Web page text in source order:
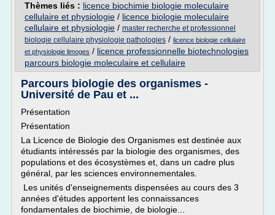
Thèmes liés : licence biochimie biologie moleculaire
cellulaire et physiologie / licence biologie moleculaire
cellulaire et physiologie / master recherche et professionnel
biologie cellulaire physiologie pathologies / licence biologie cellulaire
et physiologie limoges / licence professionnelle biotechnologies
parcours biologie moleculaire et cellulaire
Parcours biologie des organismes -
Université de Pau et ...
Présentation
Présentation
La Licence de Biologie des Organismes est destinée aux
étudiants intéressés par la biologie des organismes, des
populations et des écosystèmes et, dans un cadre plus
général, par les sciences environnementales.
Les unités d'enseignements dispensées au cours des 3
années d'études apportent les connaissances
fondamentales de biochimie, de biologie...